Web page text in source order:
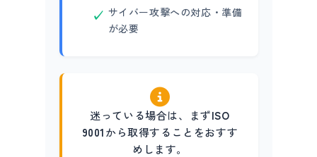
サイバー攻撃への対応・準備
が必要
迷っている場合は、まずISO
9001から取得することをおすす
めします。